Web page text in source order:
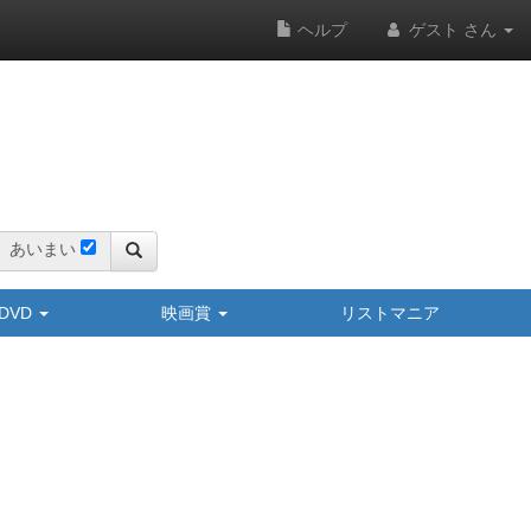
ヘルプ ゲスト さん
あいまい
映画賞 リストマニア